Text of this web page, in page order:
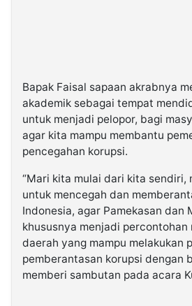
Bapak Faisal sapaan akrabnya
akademik sebagai tempat
untuk menjadi pelopor, bagi
agar kita mampu membantu
pencegahan korupsi.
“Mari kita mulai dari kita sendiri,
untuk mencegah dan
Indonesia, agar Pamekasan dan
khususnya menjadi percontohan
daerah yang mampu melakukan
pemberantasan korupsi dengan
memberi sambutan pada acara